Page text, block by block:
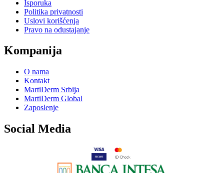
Isporuka
Politika privatnosti
Uslovi korišćenja
Pravo na odustajanje
Kompanija
O nama
Kontakt
MartiDerm Srbija
MartiDerm Global
Zaposlenje
Social Media